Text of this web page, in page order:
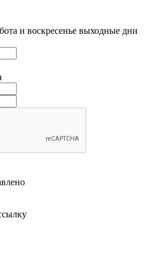
и воскресенье выходные дни